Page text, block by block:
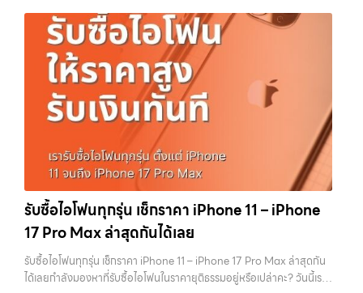
เพราะมูลค่าของเครื่องไม่ได้ขึ้นอยู่แค่ยี่ห้อ แต่ขึ้นอยู่กับสภาพจริง ความครบ
ชุด และความสะดวกในการขายของคุณ เราจึงตั้งใจให้บริการในเขต
ลาดพร้าว, รัชดา, บางรัก, แจ้งวัฒนะ, บางแค, วัชรพล, รามอินทรา, บางนา,
บางพลี, เกษตรนวมินทร์, เสนานิคม, วังหิน อย่างเต็มที่ ไม่ว่าคุณจะค้นหาคำ
ว่า “รับซื้อมือถือใกล้ฉัน”, “รับซื้อโทรศัพท์มือสองกรุงเทพ”, “ขาย iPad ได้
ราคา”, “รับซื้อแท็บเล็ต กรุงเทพถึงที่”, หรือ “รับซื้อ Samsung มือสอง
ราคาสูง” — ที่นี่คือคำตอบ เพราะบริการของเรามุ่งตรงให้คุณได้รับราคาและ
ความสะดวกสบายที่เหนือกว่า เลือกเราแล้วคุณจะได้บริการที่คุณไว้วางใจ
พร้อมทีมงานที่พร้อมอำนวยความสะดวก นัดรับถึงที่ ตรวจสภาพอย่างมือ
อาชีพ และจ่ายเงินทันที ทั้งหมดนี้เพื่อให้การขายอุปกรณ์ของคุณเป็นเรื่อง
ง่ายขึ้น ดีกว่า รวดเร็วกว่า และคุ้มค่ากว่า ทำไมต้องเลือกเรา ผู้เชี่ยวชาญด้าน
การให้บริการ รับซื้อมือถือ iPhone, Samsung, ไอแพด แท็บเล็ตทุกยี่ห้อ ใน
ราคาสูง พร้อมจ่ายเงินทันที โดยเน้นบริการในพื้นที่ ลาดพร้าว, รัชดา,
บางรัก, แจ้งวัฒนะ, บางแค, วัชรพล, รามอินทรา, รวมถึง บางนา, บางพลี,
เกษตรนวมินทร์, เสนานิคม, วังหินไม่ว่าคุณจะต้องการ รับซื้อโทรศัพท์, รับ
ซื้อแมคบุค, รับซื้อโน๊ตบุ๊ค, รับซื้อแท็บเล็ต, หรือบริการอื่นๆ เกี่ยวกับสินค้า
ไอที กรุงเทพฯ – เราพร้อมให้บริการครบวงจร บริการของเรา เราให้บริการ
เครื่องก่อนขาย บทความนี้จะพาไปดูวิธีเตรียม iPhone แบบครบทุกขั้นตอน
ตั้งแต่เรื่องพื้นฐานไปจนถึงเทคนิคที่ช่วยเพิ่มมูลค่าเครื่องแบบที่หลายคนมอง
ข้าม หากทำครบทุกข้อ โอกาสที่จะได้ราคาดีขึ้นมีสูงอย่างชัดเจน ทำไมการเต
รียมเครื่องถึงสำคัญ ก่อนจะไปดูวิธี เราต้องเข้าใจก่อนว่าทำไมร้านรับซื้อถึง
ให้ความสำคัญกับรายละเอียดเหล่านี้ สำหรับร้านหรือผู้รับซื้อ iPhone สิ่งที่
เขามองคือ “ความพร้อมในการขายต่อ” หากเครื่องที่รับมาสามารถนำไปขาย
ต่อได้ทันทีโดยไม่ต้องเสียเวลาแก้ไข ไม่ต้องลบข้อมูล ไม่ต้องซ่อมเพิ่ม ความ
เสี่ยงก็จะต่ำลง และนั่นทำให้เขากล้ารับในราคาที่สูงขึ้น ในทางกลับกัน ถ้า
เครื่องยังมีข้อมูลค้างอยู่ ติด iCloud หรือสภาพดูไม่เรียบร้อย ร้านจะต้อง
เสียเวลาและต้นทุนเพิ่ม สิ่งเหล่านี้จะถูกนำไปหักออกจากราคาที่เสนอให้กับ
คุณโดยตรง 1. สำรองข้อมูลให้เรียบร้อยก่อนล้างเครื่อง ขั้นตอนแรกที่ควร
ทำเสมอคือการสำรองข้อมูล เพราะหลังจากล้างเครื่องแล้ว ข้อมูลทั้งหมดจะ
ไม่สามารถกู้คืนได้อีก ไม่ว่าจะเป็นรูปภาพ รายชื่อ เบอร์โทร หรือแชทต่างๆ
หลายคนมักรีบล้างเครื่องเพราะอยากขายเร็ว แต่สุดท้ายต้องกลับมาเสีย
เวลาเพราะลืมสำรองข้อมูลสำคัญ สิ่งนี้เกิดขึ้นบ่อยมาก และเป็นความผิด
พลาดที่ไม่ควรเกิดขึ้นเลย คุณสามารถสำรองข้อมูลได้ผ่าน iCloud หรือผ่าน
คอมพิวเตอร์ก็ได้ หากต้องการความสะดวก iCloud จะเป็นตัวเลือกที่ง่าย
รับซื้อไอโฟนทุกรุ่น เช็กราคา iPhone 11 – iPhone
17 Pro Max ล่าสุดกันได้เลย
รับซื้อไอโฟนทุกรุ่น เช็กราคา iPhone 11 – iPhone 17 Pro Max ล่าสุดกัน
ได้เลยกำลังมองหาที่รับซื้อไอโฟนในราคายุติธรรมอยู่หรือเปล่าคะ? วันนี้เรา